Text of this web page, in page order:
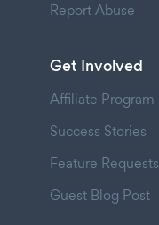
Report Abuse
Get Involved
Affiliate Program
Success Stories
Feature Requests
Guest Blog Post